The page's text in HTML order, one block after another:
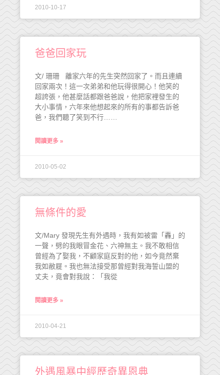
2010-10-17
爸爸回家玩
文/ 珊珊 離家六年的先生突然回家了。而且連續
回家兩次！這一次弟弟和他玩得很開心！他笑的
超誇張，他甚麼話都跟爸爸說，他把家裡發生的
大小事情，六年來他想起來的所有的事都告訴爸
爸，我們聽了笑到不行……
閱讀更多 »
2010-05-02
無條件的愛
文/Mary 發現先生有外遇時，我有如被雷「轟」的
一聲，劈的我眼冒金花、六神無主。我不敢相信
曾經為了娶我，不顧家庭反對的他，如今竟然棄
我如敝屣。我也無法接受那曾經對我海誓山盟的
丈夫，竟會對我說：「我從
閱讀更多 »
2010-04-21
外遇風暴中經歷奇異恩典